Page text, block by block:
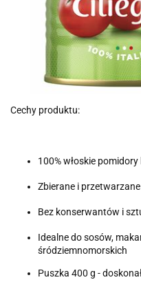
Cechy produktu:
100% włoskie
Zbierane i przetwarzane
Bez konserwantów i
Idealne do sosów,
śródziemnomorskich
Puszka 400 g -